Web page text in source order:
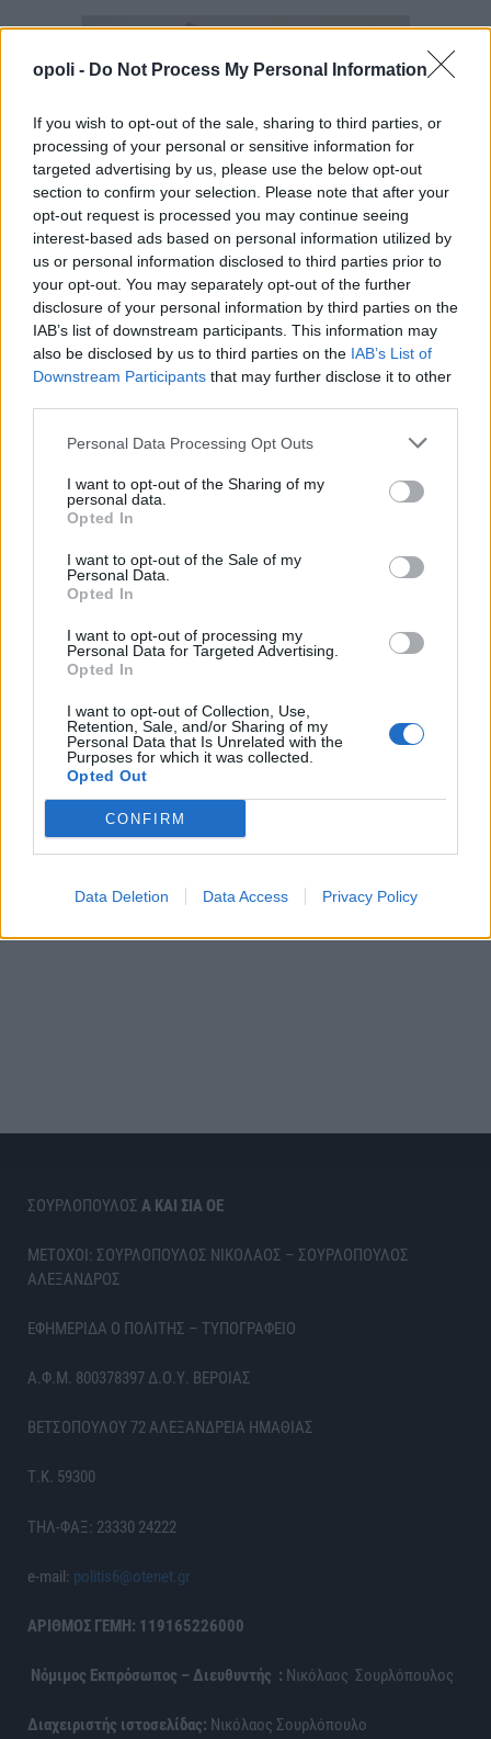
opoli - Do Not Process My Personal Information
If you wish to opt-out of the sale, sharing to third parties, or
processing of your personal or sensitive information for
targeted advertising by us, please use the below opt-out
section to confirm your selection. Please note that after your
opt-out request is processed you may continue seeing
interest-based ads based on personal information utilized by
us or personal information disclosed to third parties prior to
your opt-out. You may separately opt-out of the further
disclosure of your personal information by third parties on the
IAB’s list of downstream participants. This information may
also be disclosed by us to third parties on the IAB’s List of
Downstream Participants that may further disclose it to other
Personal Data Processing Opt Outs
I want to opt-out of the Sharing of my
personal data.
Opted In
I want to opt-out of the Sale of my
Personal Data.
Opted In
I want to opt-out of processing my
Personal Data for Targeted Advertising.
Opted In
I want to opt-out of Collection, Use,
Retention, Sale, and/or Sharing of my
Personal Data that Is Unrelated with the
Purposes for which it was collected.
Opted Out
CONFIRM
Data Deletion Data Access Privacy Policy
ΣΟΥΡΛΟΠΟΥΛΟΣ Α ΚΑΙ ΣΙΑ ΟΕ
ΜΕΤΟΧΟΙ: ΣΟΥΡΛΟΠΟΥΛΟΣ ΝΙΚΟΛΑΟΣ – ΣΟΥΡΛΟΠΟΥΛΟΣ
ΑΛΕΞΑΝΔΡΟΣ
ΕΦΗΜΕΡΙΔΑ Ο ΠΟΛΙΤΗΣ – ΤΥΠΟΓΡΑΦΕΙΟ
Α.Φ.Μ. 800378397 Δ.Ο.Υ. ΒΕΡΟΙΑΣ
ΒΕΤΣΟΠΟΥΛΟΥ 72 ΑΛΕΞΑΝΔΡΕΙΑ ΗΜΑΘΙΑΣ
Τ.Κ. 59300
ΤΗΛ-ΦΑΞ: 23330 24222
e-mail: politis6@otenet.gr
ΑΡΙΘΜΟΣ ΓΕΜΗ: 119165226000
Νόμιμος Εκπρόσωπος – Διευθυντής : Νικόλαος Σουρλόπουλος
Διαχειριστής ιστοσελίδας: Νικόλαος Σουρλόπουλο